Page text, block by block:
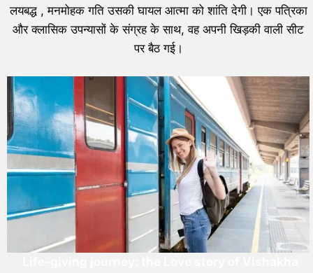
लयबद्ध , मनमोहक गति उसकी घायल आत्मा को शांति देगी। एक पत्रिका
और क्लासिक उपन्यासों के संग्रह के साथ, वह अपनी खिड़की वाली सीट
पर बैठ गई।